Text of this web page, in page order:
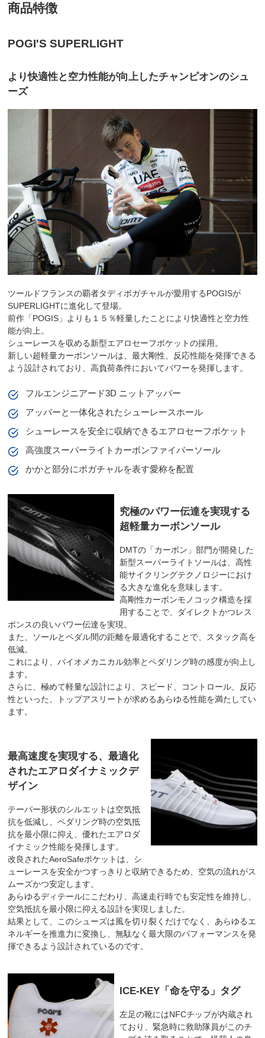
商品特徴
POGI'S SUPERLIGHT
より快適性と空力性能が向上したチャンピオンのシュ
ーズ
ツールドフランスの覇者タディポガチャルが愛用するPOGISが
SUPERLIGHTに進化して登場。
前作「POGIS」よりも１５％軽量したことにより快適性と空力性
能が向上。
シューレースを収める新型エアロセーフポケットの採用。
新しい超軽量カーボンソールは、最大剛性、反応性能を発揮できる
よう設計されており、高負荷条件においてパワーを発揮します。
フルエンジニアード3D ニットアッパー
アッパーと一体化されたシューレースホール
シューレースを安全に収納できるエアロセーフポケット
高強度スーパーライトカーボンファイバーソール
かかと部分にポガチャルを表す愛称を配置
究極のパワー伝達を実現する
超軽量カーボンソール
DMTの「カーボン」部門が開発した
新型スーパーライトソールは、高性
能サイクリングテクノロジーにおけ
る大きな進化を意味します。
高剛性カーボンモノコック構造を採
用することで、ダイレクトかつレス
ポンスの良いパワー伝達を実現。
また、ソールとペダル間の距離を最適化することで、スタック高を
低減。
これにより、バイオメカニカル効率とペダリング時の感度が向上し
ます。
さらに、極めて軽量な設計により、スピード、コントロール、反応
性といった、トップアスリートが求めるあらゆる性能を満たしてい
ます。
最高速度を実現する、最適化
されたエアロダイナミックデ
ザイン
テーパー形状のシルエットは空気抵
抗を低減し、ペダリング時の空気抵
抗を最小限に抑え、優れたエアロダ
イナミック性能を発揮します。
改良されたAeroSafeポケットは、シ
ューレースを安全かつすっきりと収納できるため、空気の流れがス
ムーズかつ安定します。
あらゆるディテールにこだわり、高速走行時でも安定性を維持し、
空気抵抗を最小限に抑える設計を実現しました。
結果として、このシューズは風を切り裂くだけでなく、あらゆるエ
ネルギーを推進力に変換し、無駄なく最大限のパフォーマンスを発
揮できるよう設計されているのです。
ICE-KEY「命を守る」タグ
左足の靴にはNFCチップが内蔵され
ており、緊急時に救助隊員がこのチ